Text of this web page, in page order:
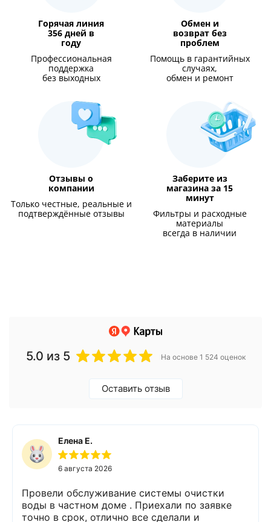
Горячая линия
356 дней в
году
Профессиональная
поддержка
без выходных
Обмен и
возврат без
проблем
Помощь в гарантийных
случаях,
обмен и ремонт
Отзывы о
компании
Только честные, реальные и
подтверждённые отзывы
Заберите из
магазина за 15
минут
Фильтры и расходные
материалы
всегда в наличии
5.0 из 5 На основе 1 524 оценок
Оставить отзыв
Елена Е.
6 августа 2026
Провели обслуживание системы очистки
воды в частном доме . Приехали по заявке
точно в срок, отлично все сделали и